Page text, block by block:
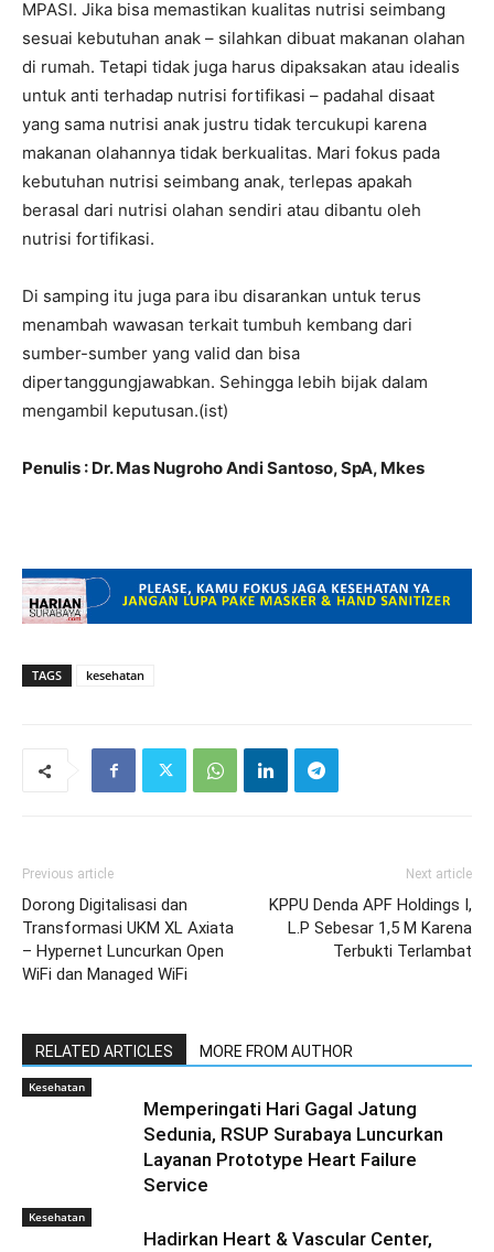
MPASI. Jika bisa memastikan kualitas nutrisi seimbang
sesuai kebutuhan anak – silahkan dibuat makanan olahan
di rumah. Tetapi tidak juga harus dipaksakan atau idealis
untuk anti terhadap nutrisi fortifikasi – padahal disaat
yang sama nutrisi anak justru tidak tercukupi karena
makanan olahannya tidak berkualitas. Mari fokus pada
kebutuhan nutrisi seimbang anak, terlepas apakah
berasal dari nutrisi olahan sendiri atau dibantu oleh
nutrisi fortifikasi.
Di samping itu juga para ibu disarankan untuk terus
menambah wawasan terkait tumbuh kembang dari
sumber-sumber yang valid dan bisa
dipertanggungjawabkan. Sehingga lebih bijak dalam
mengambil keputusan.(ist)
Penulis : Dr. Mas Nugroho Andi Santoso, SpA, Mkes
TAGS kesehatan
Previous article
Dorong Digitalisasi dan
Transformasi UKM XL Axiata
– Hypernet Luncurkan Open
WiFi dan Managed WiFi
Next article
KPPU Denda APF Holdings I,
L.P Sebesar 1,5 M Karena
Terbukti Terlambat
RELATED ARTICLES MORE FROM AUTHOR
Kesehatan
Memperingati Hari Gagal Jatung
Sedunia, RSUP Surabaya Luncurkan
Layanan Prototype Heart Failure
Service
Kesehatan
Hadirkan Heart & Vascular Center,